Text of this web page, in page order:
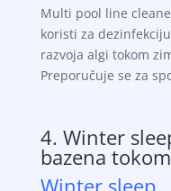
Multi pool line
koristi za
razvoja algi tokom
Preporučuje se za
4. Winter
bazena
Winter sleep